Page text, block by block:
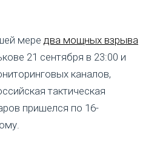
мере два мощных взрыва
21 сентября в 23:00 и
каналов,
тактическая
пришелся по 16-